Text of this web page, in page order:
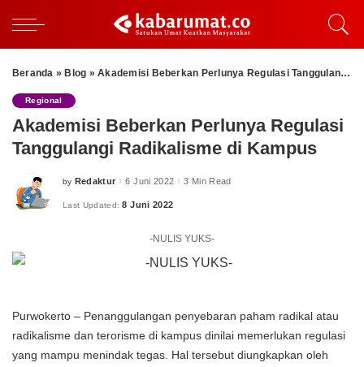
Beranda » Blog »Akademisi Beberkan Perlunya Regulasi Tanggulangi Radikalisme di Kampus
Regional
Akademisi Beberkan Perlunya Regulasi
Tanggulangi Radikalisme di Kampus
Posted
by Redaktur 6 Juni 2022 3 Min Read
Last Updated: 8 Juni 2022
-NULIS YUKS-
Purwokerto – Penanggulangan penyebaran paham radikal atau
radikalisme dan terorisme di kampus dinilai memerlukan regulasi
yang mampu menindak tegas. Hal tersebut diungkapkan oleh